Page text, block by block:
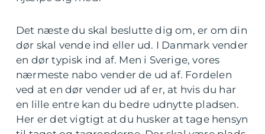
Det næste du skal beslutte dig om, er om din
dør skal vende ind eller ud. I Danmark vender
en dør typisk ind af. Men i Sverige, vores
nærmeste nabo vender de ud af. Fordelen
ved at en dør vender ud af er, at hvis du har
en lille entre kan du bedre udnytte pladsen.
Her er det vigtigt at du husker at tage hensyn